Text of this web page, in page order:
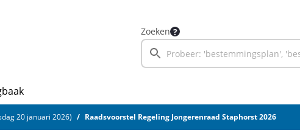
Zoeken
20 januari 2026) Raadsvoorstel Regeling Jongerenraad Staphorst 2026